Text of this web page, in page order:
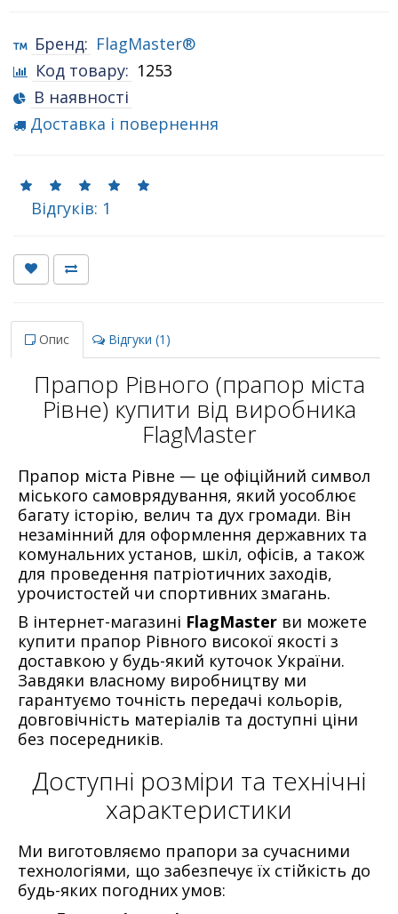
Бренд: FlagMaster®
Код товару: 1253
В наявності
Доставка і повернення
Відгуків: 1
Опис Відгуки (1)
Прапор Рівного (прапор міста
Рівне) купити від виробника
FlagMaster
Прапор міста Рівне — це офіційний символ
міського самоврядування, який уособлює
багату історію, велич та дух громади. Він
незамінний для оформлення державних та
комунальних установ, шкіл, офісів, а також
для проведення патріотичних заходів,
урочистостей чи спортивних змагань.
В інтернет-магазині FlagMaster ви можете
купити прапор Рівного високої якості з
доставкою у будь-який куточок України.
Завдяки власному виробництву ми
гарантуємо точність передачі кольорів,
довговічність матеріалів та доступні ціни
без посередників.
Доступні розміри та технічні
характеристики
Ми виготовляємо прапори за сучасними
технологіями, що забезпечує їх стійкість до
будь-яких погодних умов: